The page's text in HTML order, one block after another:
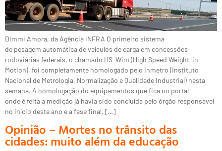
Dimmi Amora, da Agência iNFRA O primeiro sistema
de pesagem automática de veículos de carga em concessões
rodoviárias federais, o chamado HS-Wim (High Speed Weight-in-
Motion), foi completamente homologado pelo Inmetro (Instituto
Nacional de Metrologia, Normalização e Qualidade Industrial) nesta
semana. A homologação do equipamentos que fica no portal
onde é feita a medição já havia sido concluída pelo órgão responsável
no início deste ano e a fase final, […]
Opinião – Mortes no trânsito das
cidades: muito além da educação